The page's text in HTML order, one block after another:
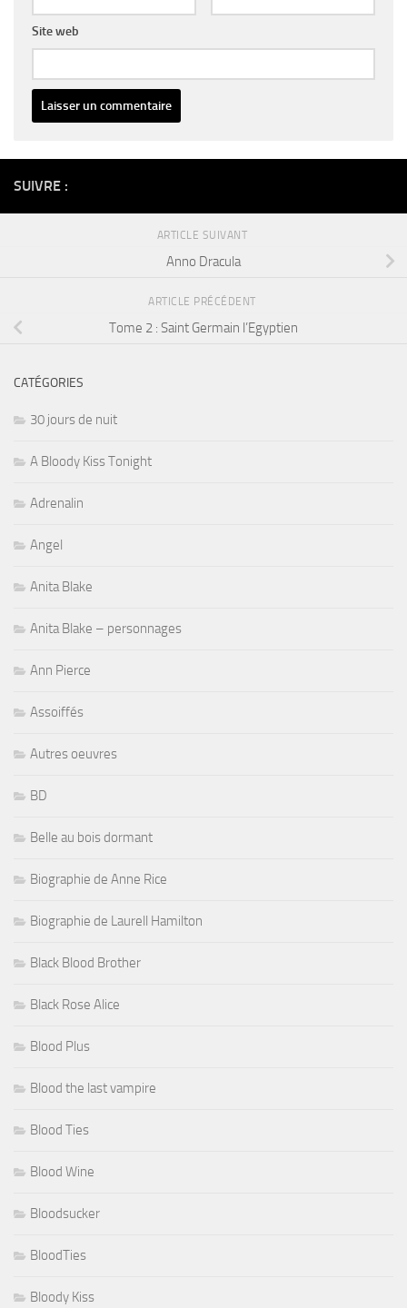
Site web
SUIVRE :
ARTICLE SUIVANT
Anno Dracula
ARTICLE PRÉCÉDENT
Tome 2 : Saint Germain l’Egyptien
CATÉGORIES
30 jours de nuit
A Bloody Kiss Tonight
Adrenalin
Angel
Anita Blake
Anita Blake – personnages
Ann Pierce
Assoiffés
Autres oeuvres
BD
Belle au bois dormant
Biographie de Anne Rice
Biographie de Laurell Hamilton
Black Blood Brother
Black Rose Alice
Blood Plus
Blood the last vampire
Blood Ties
Blood Wine
Bloodsucker
BloodTies
Bloody Kiss